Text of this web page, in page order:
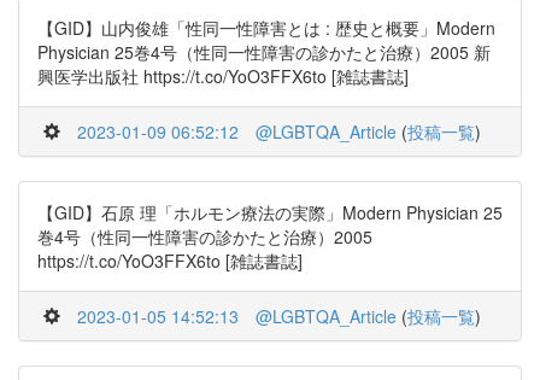
【GID】山内俊雄「性同一性障害とは : 歴史と概要」Modern
Physician 25巻4号（性同一性障害の診かたと治療）2005 新
興医学出版社 https://t.co/YoO3FFX6to [雑誌書誌]
2023-01-09 06:52:12 @LGBTQA_Article (投稿一覧)
【GID】石原 理「ホルモン療法の実際」Modern Physician 25
巻4号（性同一性障害の診かたと治療）2005
https://t.co/YoO3FFX6to [雑誌書誌]
2023-01-05 14:52:13 @LGBTQA_Article (投稿一覧)